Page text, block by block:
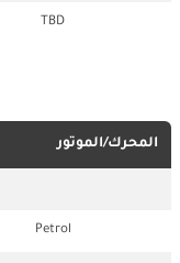
TBD
المحرك/الموتور
Petrol